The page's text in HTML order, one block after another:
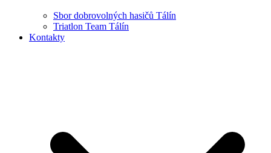
Sbor dobrovolných hasičů Tálín
Triatlon Team Tálín
Kontakty